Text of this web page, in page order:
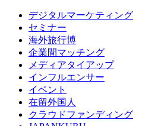
デジタルマーケティング
セミナー
海外旅行博
企業間マッチング
メディアタイアップ
インフルエンサー
イベント
在留外国人
クラウドファンディング